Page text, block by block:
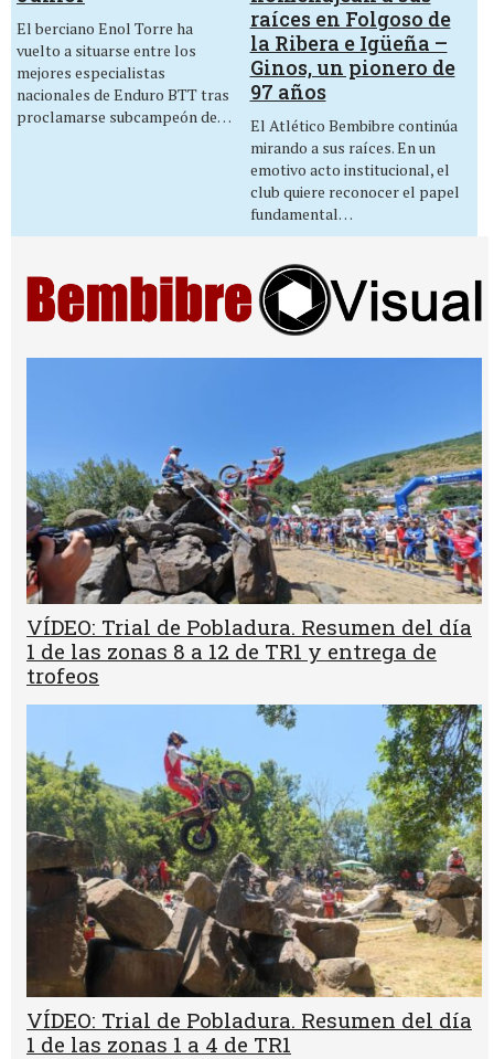
El berciano Enol Torre ha
vuelto a situarse entre los
mejores especialistas
nacionales de Enduro BTT tras
proclamarse subcampeón de…
raíces en Folgoso de
la Ribera e Igüeña –
Ginos, un pionero de
97 años
El Atlético Bembibre continúa
mirando a sus raíces. En un
emotivo acto institucional, el
club quiere reconocer el papel
fundamental…
VÍDEO: Trial de Pobladura. Resumen del día
1 de las zonas 8 a 12 de TR1 y entrega de
trofeos
VÍDEO: Trial de Pobladura. Resumen del día
1 de las zonas 1 a 4 de TR1